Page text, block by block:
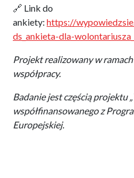
🔗 Link do
ankiety: https://
ds_ankieta-dla-
Projekt realizowany w
współpracy.
Badanie jest częścią projektu
współfinansowanego z
Europejskiej.